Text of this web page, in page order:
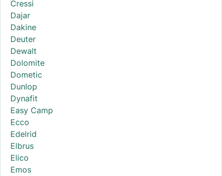
Cressi
Dajar
Dakine
Deuter
Dewalt
Dolomite
Dometic
Dunlop
Dynafit
Easy Camp
Ecco
Edelrid
Elbrus
Elico
Emos